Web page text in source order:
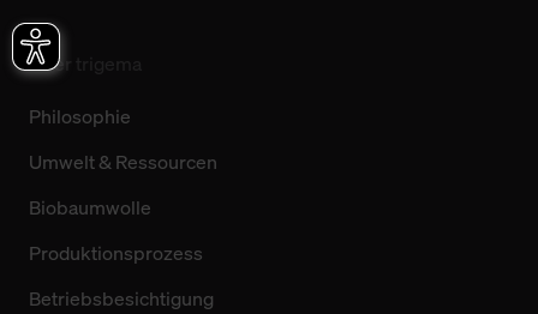
Über trigema
Philosophie
Umwelt & Ressourcen
Biobaumwolle
Produktionsprozess
Betriebsbesichtigung